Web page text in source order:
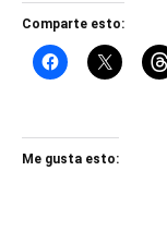
Comparte esto:
Me gusta esto: